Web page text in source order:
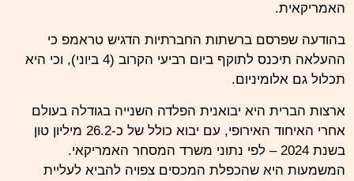
האמריקאית.
בהודעה שפרסם ברשתות החברתיות הדגיש טראמפ כי
ההעלאה תיכנס לתוקף ביום רביעי הקרוב (4 ביוני), וכי היא
תכלול גם אלומיניום.
ארצות הברית היא יבואנית הפלדה השנייה בגודלה בעולם
אחרי האיחוד האירופי, עם יבוא כולל של כ-26.2 מיליון טון
בשנת 2024 – לפי נתוני משרד המסחר האמריקאי.
המשמעות היא שהכפלת המכסים צפויה להביא לעליית